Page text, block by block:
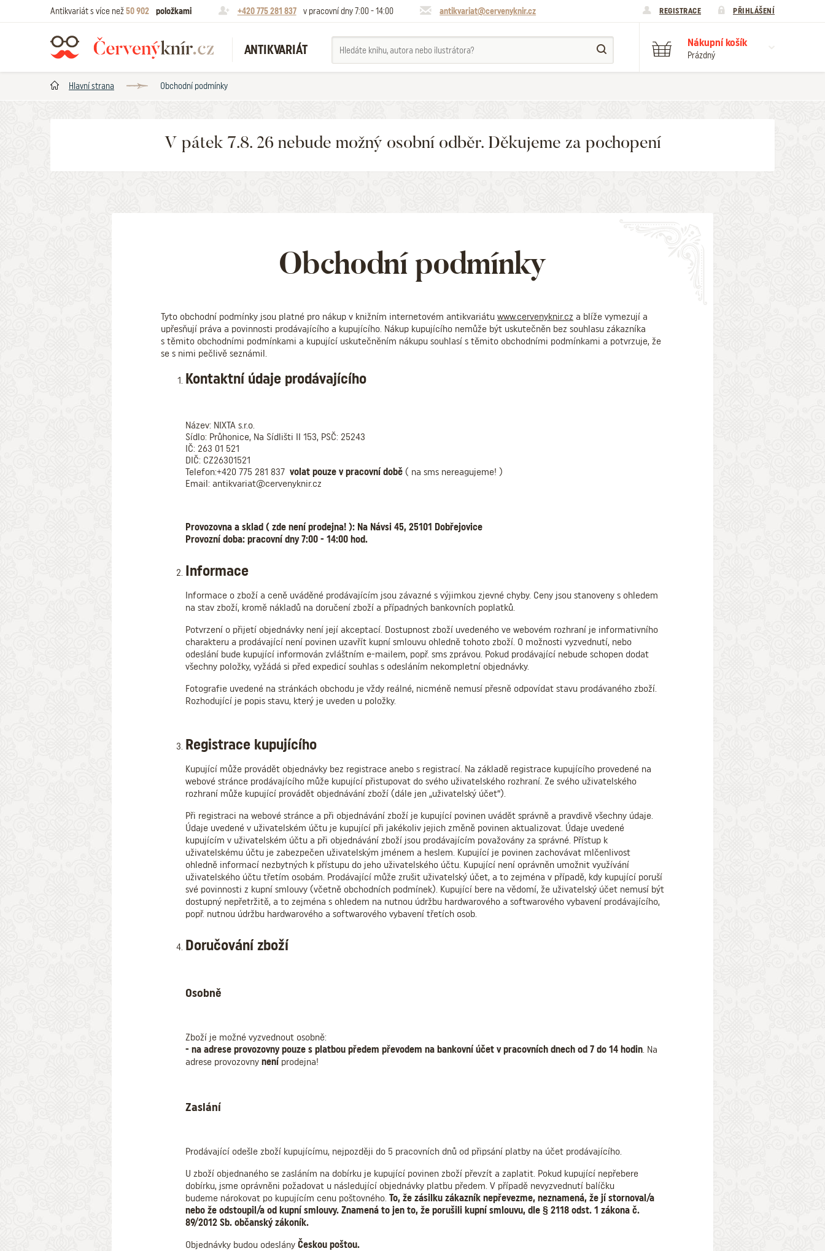
Antikvariát s více než50 902 položkami +420 775 281 837 v pracovní dny 7:00 - 14:00 antikvariat@cervenyknir.cz REGISTRACE PŘIHLÁŠENÍ
ANTIKVARIÁT Nákupní košík
Prázdný
Hlavní strana Obchodní podmínky
V pátek 7.8. 26 nebude možný osobní odběr. Děkujeme za pochopení
Obchodní podmínky
Tyto obchodní podmínky jsou platné pro nákup v knižním internetovém antikvariátu www.cervenyknir.cz a blíže vymezují a
upřesňují práva a povinnosti prodávajícího a kupujícího. Nákup kupujícího nemůže být uskutečněn bez souhlasu zákazníka
s těmito obchodními podmínkami a kupující uskutečněním nákupu souhlasí s těmito obchodními podmínkami a potvrzuje, že
se s nimi pečlivě seznámil.
Kontaktní údaje prodávajícího
Název: NIXTA s.r.o.
Sídlo: Průhonice, Na Sídlišti II 153, PSČ: 25243
IČ: 263 01 521
DIČ: CZ26301521
Telefon:+420 775 281 837 volat pouze v pracovní době( na sms nereagujeme! )
Email: antikvariat@cervenyknir.cz
Provozovna a sklad ( zde není prodejna! ): Na Návsi 45, 25101 Dobřejovice
Provozní doba: pracovní dny 7:00 - 14:00 hod.
Informace
Informace o zboží a ceně uváděné prodávajícím jsou závazné s výjimkou zjevné chyby. Ceny jsou stanoveny s ohledem
na stav zboží, kromě nákladů na doručení zboží a případných bankovních poplatků.
Potvrzení o přijetí objednávky není její akceptací. Dostupnost zboží uvedeného ve webovém rozhraní je informativního
charakteru a prodávající není povinen uzavřít kupní smlouvu ohledně tohoto zboží. O možnosti vyzvednutí, nebo
odeslání bude kupující informován zvláštním e-mailem, popř. sms zprávou. Pokud prodávající nebude schopen dodat
všechny položky, vyžádá si před expedicí souhlas s odesláním nekompletní objednávky.
Fotografie uvedené na stránkách obchodu je vždy reálné, nicméně nemusí přesně odpovídat stavu prodávaného zboží.
Rozhodující je popis stavu, který je uveden u položky.
Registrace kupujícího
Kupující může provádět objednávky bez registrace anebo s registrací. Na základě registrace kupujícího provedené na
webové stránce prodávajícího může kupující přistupovat do svého uživatelského rozhraní. Ze svého uživatelského
rozhraní může kupující provádět objednávání zboží (dále jen „uživatelský účet“).
Při registraci na webové stránce a při objednávání zboží je kupující povinen uvádět správně a pravdivě všechny údaje.
Údaje uvedené v uživatelském účtu je kupující při jakékoliv jejich změně povinen aktualizovat. Údaje uvedené
kupujícím v uživatelském účtu a při objednávání zboží jsou prodávajícím považovány za správné. Přístup k
uživatelskému účtu je zabezpečen uživatelským jménem a heslem. Kupující je povinen zachovávat mlčenlivost
ohledně informací nezbytných k přístupu do jeho uživatelského účtu. Kupující není oprávněn umožnit využívání
uživatelského účtu třetím osobám. Prodávající může zrušit uživatelský účet, a to zejména v případě, kdy kupující poruší
své povinnosti z kupní smlouvy (včetně obchodních podmínek). Kupující bere na vědomí, že uživatelský účet nemusí být
dostupný nepřetržitě, a to zejména s ohledem na nutnou údržbu hardwarového a softwarového vybavení prodávajícího,
popř. nutnou údržbu hardwarového a softwarového vybavení třetích osob.
Doručování zboží
Osobně
Zboží je možné vyzvednout osobně:
- na adrese provozovny pouze s platbou předem převodem na bankovní účet v pracovních dnech od 7 do 14 hodin. Na
adrese provozovny neníprodejna!
Zaslání
Prodávající odešle zboží kupujícímu, nejpozději do 5 pracovních dnů od připsání platby na účet prodávajícího.
U zboží objednaného se zasláním na dobírku je kupující povinen zboží převzít a zaplatit. Pokud kupující nepřebere
dobírku, jsme oprávněni požadovat u následující objednávky platbu předem. V případě nevyzvednutí balíčku
budeme nárokovat po kupujícím cenu poštovného. To, že zásilku zákazník nepřevezme, neznamená, že jí stornoval/a
nebo že odstoupil/a od kupní smlouvy. Znamená to jen to, že porušili kupní smlouvu, dle § 2118 odst. 1 zákona č.
89/2012 Sb. občanský zákoník.
Objednávky budou odeslány Českou poštou.